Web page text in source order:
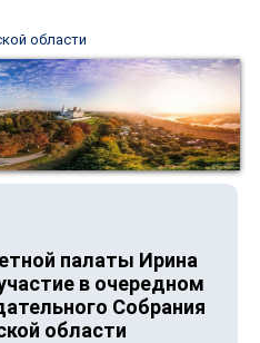
области
палаты Ирина
в очередном
Собрания
области